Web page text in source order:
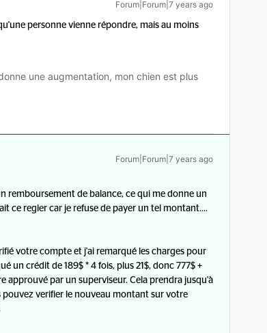
Forum|Forum|7 years ago
personne vienne répondre, mais au moins
une augmentation, mon chien est plus
Forum|Forum|7 years ago
remboursement de balance, ce qui me donne un
ce regler car je refuse de payer un tel montant....
votre compte et j'ai remarqué les charges pour
un crédit de 189$ * 4 fois, plus 21$, donc 777$ +
approuvé par un superviseur. Cela prendra jusqu'à
verifier le nouveau montant sur votre